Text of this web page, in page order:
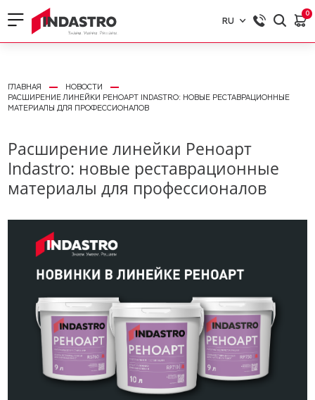
RU
RU
0
ГЛАВНАЯ
НОВОСТИ
РАСШИРЕНИЕ ЛИНЕЙКИ РЕНОАРТ INDASTRO: НОВЫЕ РЕСТАВРАЦИОННЫЕ
МАТЕРИАЛЫ ДЛЯ ПРОФЕССИОНАЛОВ
Расширение линейки Реноарт
Indastro: новые реставрационные
материалы для профессионалов